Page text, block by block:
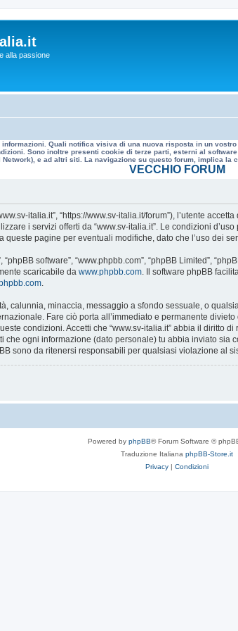
alla passione
Quali notifica visiva di una nuova risposta in un
Sono inoltre presenti cookie di terze parti, esterni al
e ad altri siti. La navigazione su questo forum, implica
VECCHIO FORUM
italia.it”, “https://www.sv-italia.it/forum”), l’utente
i servizi offerti da “www.sv-italia.it”. Le condizioni
pagine per eventuali modifiche, dato che l’uso dei
software”, “www.phpbb.com”, “phpBB Limited”,
scaricabile da www.phpbb.com. Il software phpBB
.
calunnia, minaccia, messaggio a sfondo sessuale, o
Fare ciò porta all’immediato e permanente
condizioni. Accetti che “www.sv-italia.it” abbia il diritto
che ogni informazione (dato personale) tu abbia inviato
sono da ritenersi responsabili per qualsiasi violazione al
Powered by phpBB® Forum Software ©
Traduzione Italiana phpBB-Store.it
Privacy | Condizioni